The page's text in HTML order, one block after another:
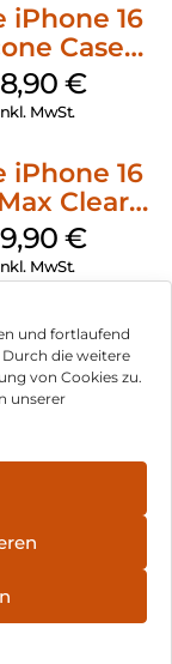
und fortlaufend
die weitere
von Cookies zu.
unserer
iPhone 16
Case
€
MwSt.
iPhone 16
Clear
MagSafe
€
MwSt.